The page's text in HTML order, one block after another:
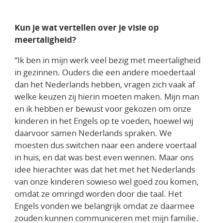
Kun je wat vertellen over je visie op
meertaligheid?
“Ik ben in mijn werk veel bezig met meertaligheid
in gezinnen. Ouders die een andere moedertaal
dan het Nederlands hebben, vragen zich vaak af
welke keuzen zij hierin moeten maken. Mijn man
en ik hebben er bewust voor gekozen om onze
kinderen in het Engels op te voeden, hoewel wij
daarvoor samen Nederlands spraken. We
moesten dus switchen naar een andere voertaal
in huis, en dat was best even wennen. Maar ons
idee hierachter was dat het met het Nederlands
van onze kinderen sowieso wel goed zou komen,
omdat ze omringd worden door die taal. Het
Engels vonden we belangrijk omdat ze daarmee
zouden kunnen communiceren met mijn familie.